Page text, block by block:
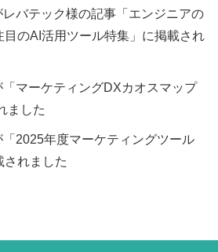
レバテック様の記事「エンジニアの
のAI活用ツール特集」に掲載され
「マーケティングDXカオスマップ
ました
「2025年度マーケティングツール
されました